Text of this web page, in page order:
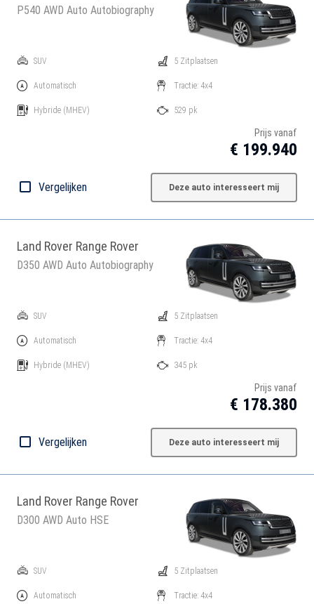
P540 AWD Auto Autobiography
SUV
Automatisch
Hybride (MHEV)
5 Zitplaatsen
Tractie: 4x4
529 pk
Prijs vanaf
€ 199.940
Vergelijken Deze auto interesseert mij
Land Rover Range Rover
D350 AWD Auto Autobiography
SUV
Automatisch
Hybride (MHEV)
5 Zitplaatsen
Tractie: 4x4
345 pk
Prijs vanaf
€ 178.380
Vergelijken Deze auto interesseert mij
Land Rover Range Rover
D300 AWD Auto HSE
SUV
Automatisch
5 Zitplaatsen
Tractie: 4x4